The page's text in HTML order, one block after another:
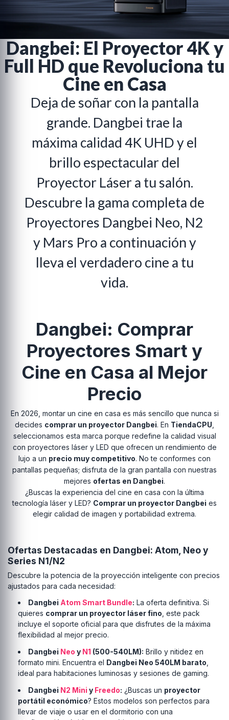
Dangbei: El Proyector 4K y
Full HD que Revoluciona tu
Cine en Casa
Deja de soñar con la pantalla
grande. Dangbei trae la
máxima calidad 4K UHD y el
brillo espectacular del
Proyector Láser a tu salón.
Descubre la gama completa de
Proyectores Dangbei Neo, N2
y Mars Pro a continuación y
lleva el verdadero cine a tu
vida.
Dangbei: Comprar
Proyectores Smart y
Cine en Casa al Mejor
Precio
En 2026, montar un cine en casa es más sencillo que nunca si
decides comprar un proyector Dangbei. En TiendaCPU
seleccionamos esta marca porque redefine la calidad visual
con proyectores láser y LED que ofrecen un rendimiento de
lujo a un precio muy competitivo. No te conformes con
pantallas pequeñas; disfruta de la gran pantalla con nuestras
mejores ofertas en Dangbei.
¿Buscas la experiencia del cine en casa con la última
tecnología láser y LED? Comprar un proyector Dangbei es
elegir calidad de imagen y portabilidad extrema.
Ofertas Destacadas en Dangbei: Atom, Neo y
Series N1/N2
Descubre la potencia de la proyección inteligente con precios
ajustados para cada necesidad:
Dangbei Atom Smart Bundle: La oferta definitiva. Si
quieres comprar un proyector láser fino , este pack
incluye el soporte oficial para que disfrutes de la máxima
flexibilidad al mejor precio.
Dangbei Neo y N1 (500-540LM): Brillo y nitidez en
formato mini. Encuentra el Dangbei Neo 540LM barato
ideal para habitaciones luminosas y sesiones de gaming.
Dangbei N2 Mini y Freedo: ¿Buscas un proyector
portátil económico? Estos modelos son perfectos para
llevar de viaje o usar en el dormitorio con una